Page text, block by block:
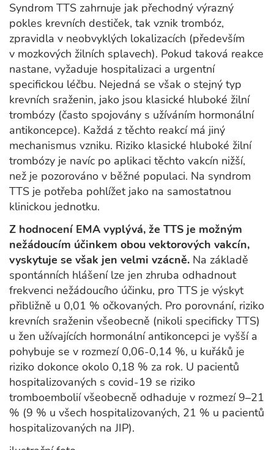
Syndrom TTS zahrnuje jak přechodný výrazný
pokles krevních destiček, tak vznik trombóz,
zpravidla v neobvyklých lokalizacích (především
v mozkových žilních splavech). Pokud taková reakce
nastane, vyžaduje hospitalizaci a urgentní
specifickou léčbu. Nejedná se však o stejný typ
krevních sraženin, jako jsou klasické hluboké žilní
trombózy (často spojovány s užíváním hormonální
antikoncepce). Každá z těchto reakcí má jiný
mechanismus vzniku. Riziko klasické hluboké žilní
trombózy je navíc po aplikaci těchto vakcín nižší,
než je pozorováno v běžné populaci. Na syndrom
TTS je potřeba pohlížet jako na samostatnou
klinickou jednotku.
Z hodnocení EMA vyplývá, že TTS je možným
nežádoucím účinkem obou vektorových vakcín,
vyskytuje se však jen velmi vzácně. Na základě
spontánních hlášení lze jen zhruba odhadnout
frekvenci nežádoucího účinku, pro TTS je výskyt
přibližně u 0,01 % očkovaných. Pro porovnání, riziko
krevních sraženin všeobecně (nikoli specificky TTS)
u žen užívajících hormonální antikoncepci je vyšší a
pohybuje se v rozmezí 0,06-0,14 %, u kuřáků je
riziko dokonce okolo 0,18 % za rok. U pacientů
hospitalizovaných s covid-19 se riziko
tromboembolií všeobecně odhaduje v rozmezí 9–21
% (9 % u všech hospitalizovaných, 21 % u pacientů
hospitalizovaných na JIP).